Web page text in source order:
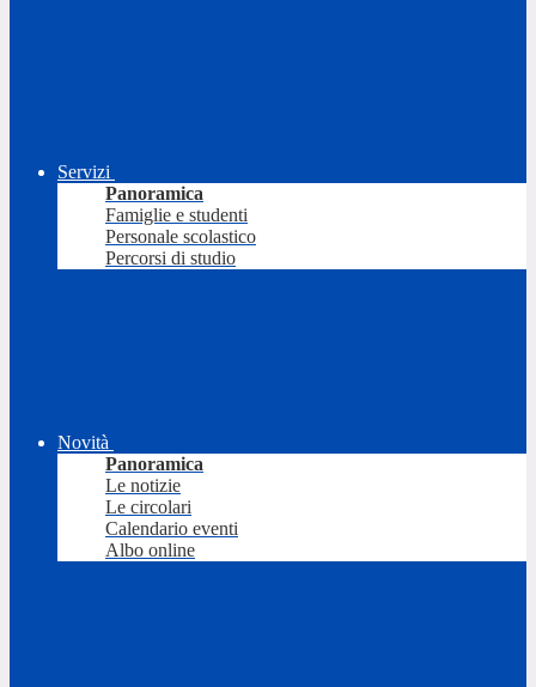
Servizi
Panoramica
Famiglie e studenti
Personale scolastico
Percorsi di studio
Novità
Panoramica
Le notizie
Le circolari
Calendario eventi
Albo online